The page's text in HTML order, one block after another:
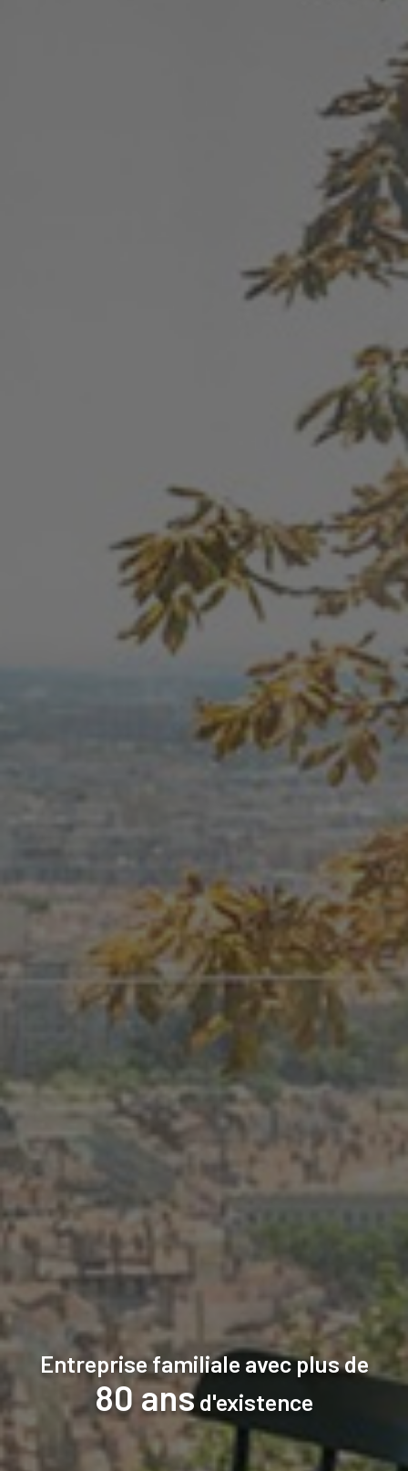
Entreprise familiale avec plus de
80 ansd'existence